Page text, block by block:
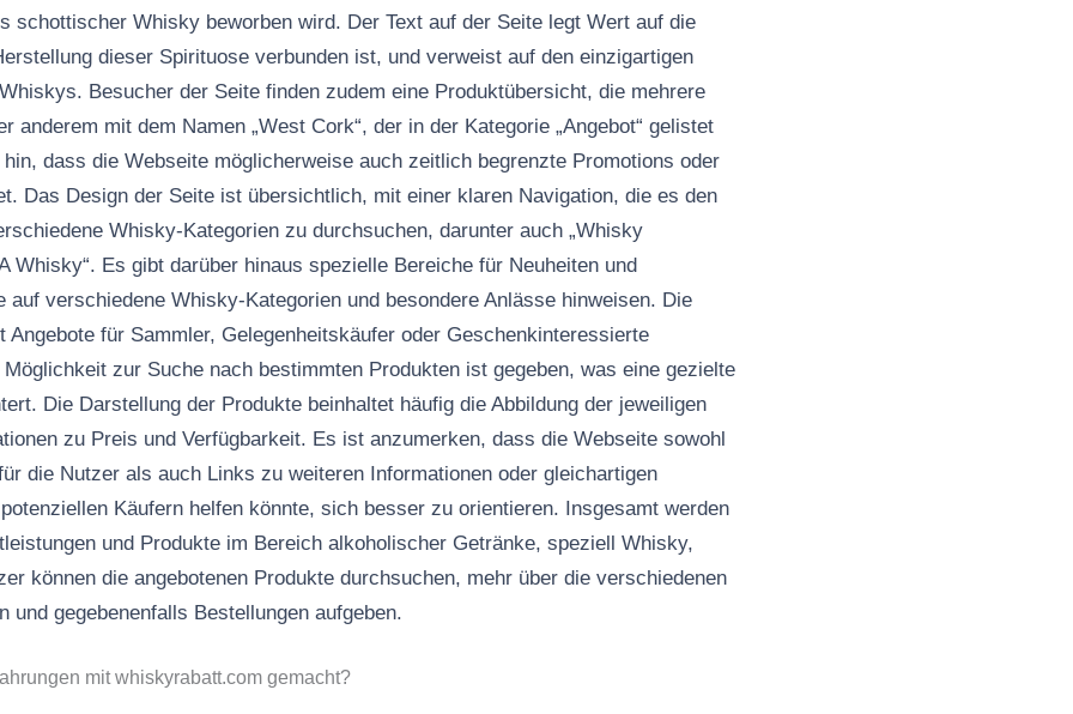
schottischer Whisky beworben wird. Der Text auf der Seite legt Wert auf die
dieser Spirituose verbunden ist, und verweist auf den einzigartigen
Besucher der Seite finden zudem eine Produktübersicht, die mehrere
anderem mit dem Namen „West Cork“, der in der Kategorie „Angebot“ gelistet
dass die Webseite möglicherweise auch zeitlich begrenzte Promotions oder
Das Design der Seite ist übersichtlich, mit einer klaren Navigation, die es den
Whisky-Kategorien zu durchsuchen, darunter auch „Whisky
Whisky“. Es gibt darüber hinaus spezielle Bereiche für Neuheiten und
auf verschiedene Whisky-Kategorien und besondere Anlässe hinweisen. Die
Angebote für Sammler, Gelegenheitskäufer oder Geschenkinteressierte
zur Suche nach bestimmten Produkten ist gegeben, was eine gezielte
Die Darstellung der Produkte beinhaltet häufig die Abbildung der jeweiligen
zu Preis und Verfügbarkeit. Es ist anzumerken, dass die Webseite sowohl
die Nutzer als auch Links zu weiteren Informationen oder gleichartigen
Käufern helfen könnte, sich besser zu orientieren. Insgesamt werden
und Produkte im Bereich alkoholischer Getränke, speziell Whisky,
können die angebotenen Produkte durchsuchen, mehr über die verschiedenen
und gegebenenfalls Bestellungen aufgeben.
mit whiskyrabatt.com gemacht?